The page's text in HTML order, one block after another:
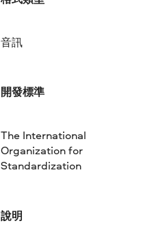
音訊
開發標準
The International
Organization for
Standardization
說明